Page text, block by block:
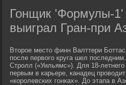
Гонщик 'Формулы-1'
выиграл Гран-при
Второе место финн Валттери
после первого круга шел
Стролл («Уильямс»). Для 18-
первым в карьере, канадец
«королевских гонках». До этапа в